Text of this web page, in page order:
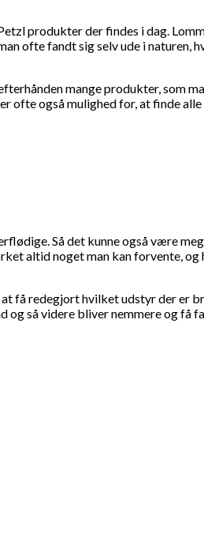
produkter der findes i dag.
ofte fandt sig selv ude i naturen,
mange produkter, som
ofte også mulighed for, at finde
Så det kunne også være
altid noget man kan forvente,
få redegjort hvilket udstyr der er
så videre bliver nemmere og få